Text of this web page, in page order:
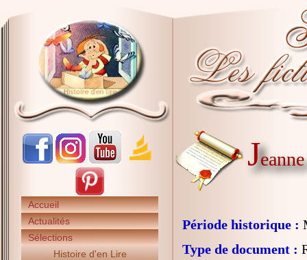
Accueil
Actualités
Sélections
Histoire d'en Lire
J
Période historique :
Type de document :